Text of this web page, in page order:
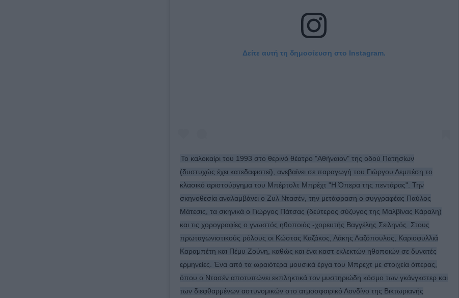
Δείτε αυτή τη δημοσίευση στο Instagram.
Το καλοκαίρι του 1993 στο θερινό θέατρο "Αθήναιον" της οδού Πατησίων
(δυστυχώς έχει κατεδαφιστεί), ανεβαίνει σε παραγωγή του Γιώργου Λεμπέση το
κλασικό αριστούργημα του Μπέρτολτ Μπρέχτ "Η Όπερα της πεντάρας". Την
σκηνοθεσία αναλαμβάνει ο Ζυλ Ντασέν, την μετάφραση ο συγγραφέας Παύλος
Μάτεσις, τα σκηνικά ο Γιώργος Πάτσας (δεύτερος σύζυγος της Μαλβίνας Κάραλη)
και τις χορογραφίες ο γνωστός ηθοποιός -χορευτής Βαγγέλης Σειληνός. Στους
πρωταγωνιστικούς ρόλους οι Κώστας Καζάκος, Λάκης Λαζόπουλος, Καριοφυλλιά
Καραμπέτη και Πέμυ Ζούνη, καθώς και ένα καστ εκλεκτών ηθοποιών σε δυνατές
ερμηνείες. Ένα από τα ωραιότερα μουσικά έργα του Μπρεχτ με στοιχεία όπερας,
όπου ο Ντασέν αποτυπώνει εκπληκτικά τον μυστηριώδη κόσμο των γκάνγκστερ και
των διεφθαρμένων αστυνομικών στο ατμοσφαιρικό Λονδίνο της Βικτωριανής